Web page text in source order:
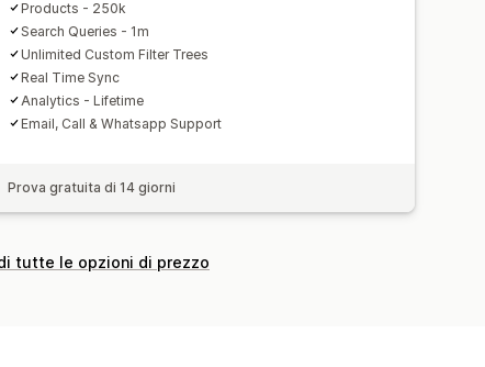
Products - 250k
Search Queries - 1m
Unlimited Custom Filter Trees
Real Time Sync
Analytics - Lifetime
Email, Call & Whatsapp Support
Prova gratuita di 14 giorni
tutte le opzioni di prezzo